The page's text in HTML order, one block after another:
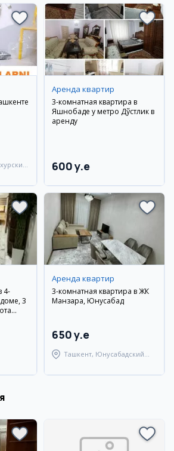
Аренда квартир
3-комнатная квартира в
Яшнобаде у метро Дўстлик в
аренду
600 y.e
4-
3
Аренда квартир
3-комнатная квартира в ЖК
Манзара, Юнусабад
650 y.e
Ташкент, Юнусабадский